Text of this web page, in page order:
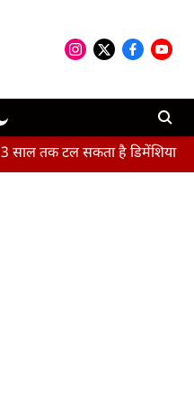
टल सकता है डिमेंशिया : अध्ययन